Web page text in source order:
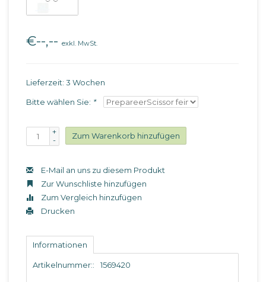
€--,-- exkl. MwSt.
Lieferzeit: 3 Wochen
Bitte wählen Sie: *
+
-
Zum Warenkorb hinzufügen
E-Mail an uns zu diesem Produkt
Zur Wunschliste hinzufügen
Zum Vergleich hinzufügen
Drucken
Informationen
Artikelnummer:: 1569420